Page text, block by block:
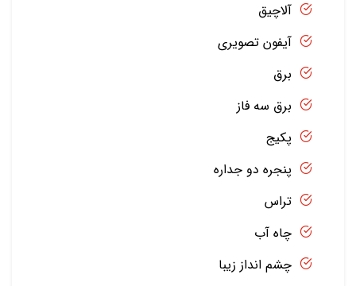
آلاچیق
آیفون تصویری
برق
برق سه فاز
پکیج
پنجره دو جداره
تراس
چاه آب
چشم انداز زیبا